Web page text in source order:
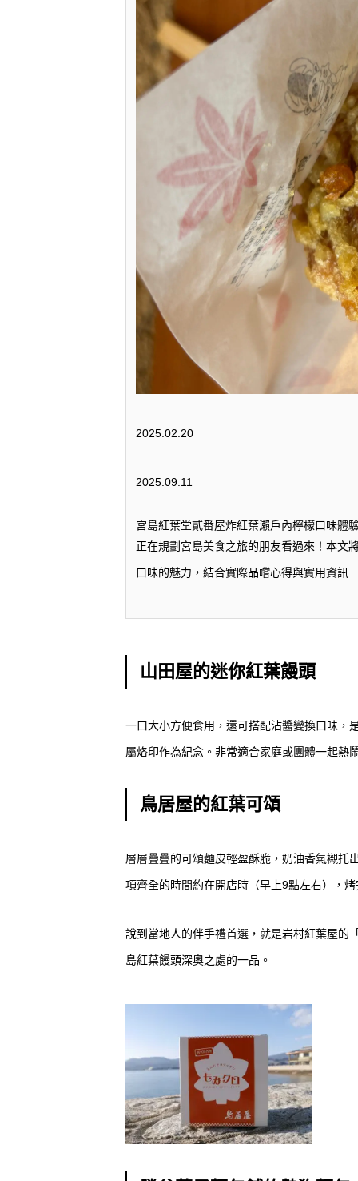
2025.02.20
2025.09.11
宮島紅葉堂貳番屋炸紅葉瀨戶內檸檬口味體
正在規劃宮島美食之旅的朋友看過來！本
口味的魅力，結合實際品嚐心得與實用資訊
山田屋的迷你紅葉饅頭
一口大小方便食用，還可搭配沾醬變換口味，
屬烙印作為紀念。非常適合家庭或團體一起熱
鳥居屋的紅葉可頌
層層疊疊的可頌麵皮輕盈酥脆，奶油香氣襯托
項齊全的時間約在開店時（早上9點左右），
說到當地人的伴手禮首選，就是岩村紅葉屋的
島紅葉饅頭深奧之處的一品。